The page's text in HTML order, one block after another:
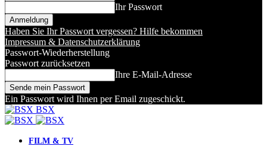
Ihr Passwort
Haben Sie Ihr Passwort vergessen? Hilfe bekommen
Impressum & Datenschutzerklärung
Passwort-Wiederherstellung
Passwort zurücksetzen
Ihre E-Mail-Adresse
Ein Passwort wird Ihnen per Email zugeschickt.
BSX
FILM & TV